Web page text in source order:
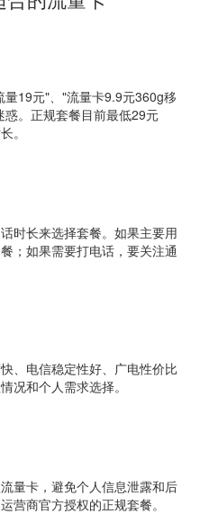
19元"、"流量卡9.9元360g移
。正规套餐目前最低29元
。
时长来选择套餐。如果主要用
；如果需要打电话，要关注通
、电信稳定性好、广电性价比
况和个人需求选择。
量卡，避免个人信息泄露和后
营商官方授权的正规套餐。